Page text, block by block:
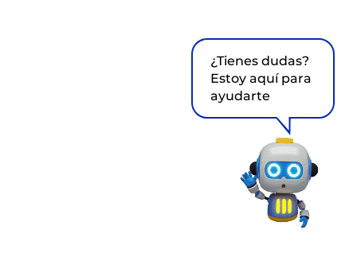
¿Tienes dudas?
Estoy aquí para
ayudarte